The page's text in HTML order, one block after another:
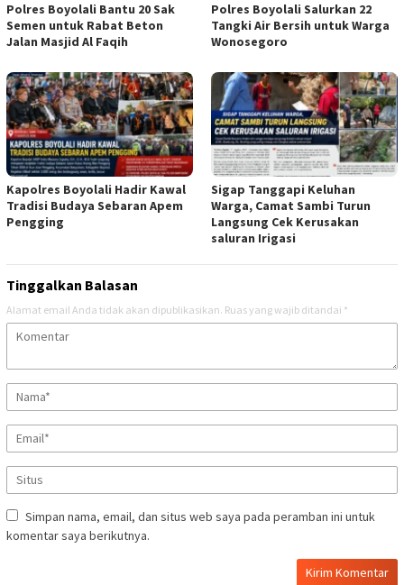
Polres Boyolali Bantu 20 Sak
Semen untuk Rabat Beton
Jalan Masjid Al Faqih
Polres Boyolali Salurkan 22
Tangki Air Bersih untuk Warga
Wonosegoro
Kapolres Boyolali Hadir Kawal
Tradisi Budaya Sebaran Apem
Pengging
Sigap Tanggapi Keluhan
Warga, Camat Sambi Turun
Langsung Cek Kerusakan
saluran Irigasi
Tinggalkan Balasan
Alamat email Anda tidak akan dipublikasikan. Ruas yang wajib ditandai *
Simpan nama, email, dan situs web saya pada peramban ini untuk
komentar saya berikutnya.